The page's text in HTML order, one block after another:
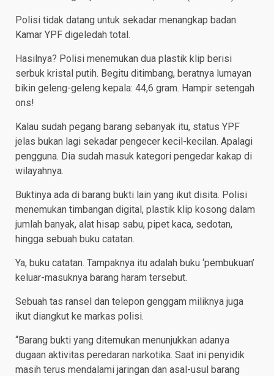
Polisi tidak datang untuk sekadar menangkap badan.
Kamar YPF digeledah total.
Hasilnya? Polisi menemukan dua plastik klip berisi
serbuk kristal putih. Begitu ditimbang, beratnya lumayan
bikin geleng-geleng kepala: 44,6 gram. Hampir setengah
ons!
Kalau sudah pegang barang sebanyak itu, status YPF
jelas bukan lagi sekadar pengecer kecil-kecilan. Apalagi
pengguna. Dia sudah masuk kategori pengedar kakap di
wilayahnya.
Buktinya ada di barang bukti lain yang ikut disita. Polisi
menemukan timbangan digital, plastik klip kosong dalam
jumlah banyak, alat hisap sabu, pipet kaca, sedotan,
hingga sebuah buku catatan.
Ya, buku catatan. Tampaknya itu adalah buku ‘pembukuan’
keluar-masuknya barang haram tersebut.
Sebuah tas ransel dan telepon genggam miliknya juga
ikut diangkut ke markas polisi.
“Barang bukti yang ditemukan menunjukkan adanya
dugaan aktivitas peredaran narkotika. Saat ini penyidik
masih terus mendalami jaringan dan asal-usul barang